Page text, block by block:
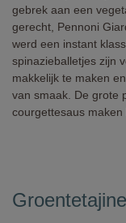
gebrek aan een
gerecht, Pennoni
werd een instant
spinazieballetjes zijn
makkelijk te maken
van smaak. De grote
courgettesaus